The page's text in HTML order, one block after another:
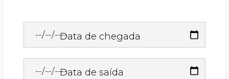
Data de chegada
Data de saída